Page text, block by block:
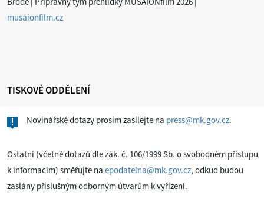
musaionfilm.cz
TISKOVÉ ODDĚLENÍ
Novinářské dotazy prosím zasílejte na press@mk.gov.cz.
Ostatní (včetně dotazů dle zák. č. 106/1999 Sb. o svobodném přístupu
k informacím) směřujte na epodatelna@mk.gov.cz, odkud budou
zaslány příslušným odborným útvarům k vyřízení.